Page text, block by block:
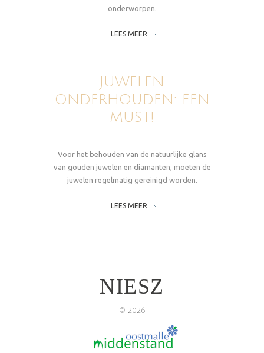
onderworpen.
LEES MEER
JUWELEN
ONDERHOUDEN: EEN
MUST!
Voor het behouden van de natuurlijke glans
van gouden juwelen en diamanten, moeten de
juwelen regelmatig gereinigd worden.
LEES MEER
NIESZ
© 2026